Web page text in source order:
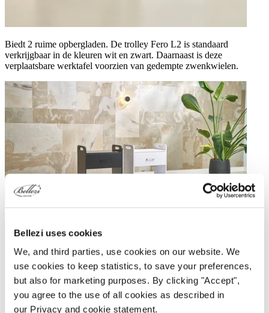
Bellezi uses cookies
We, and third parties, use cookies on our website. We
use cookies to keep statistics, to save your preferences,
but also for marketing purposes. By clicking "Accept",
you agree to the use of all cookies as described in
our Privacy and cookie statement.
Biedt 2 ruime opbergladen. De trolley Fero L2 is standaard
verkrijgbaar in de kleuren wit en zwart. Daarnaast is deze
verplaatsbare werktafel voorzien van gedempte zwenkwielen.